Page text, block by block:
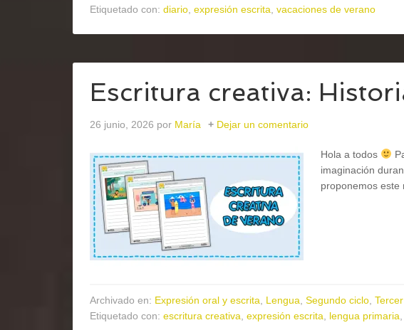
Etiquetado con: diario expresión escrita vacaciones de verano
Escritura creativa:
26 junio, 2026 por María Dejar un comentario
Hola a todos
imaginación
proponemos este
Archivado en: Expresión oral y escrita Lengua Segundo ciclo
Etiquetado con: escritura creativa expresión escrita lengua primaria